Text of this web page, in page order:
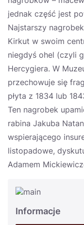
jednak część jest
Najstarszy
Kirkut w swoim
niegdyś ohel (czyli
Hercygiera. W
przechowuje się
płyta z 1834 lub
Ten nagrobek
rabina Jakuba
wspierającego
listopadowe,
Adamem
Informacje